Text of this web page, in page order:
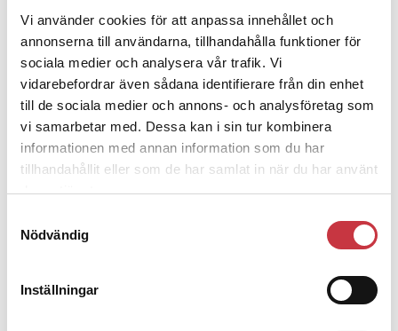
Vi använder cookies för att anpassa innehållet och
annonserna till användarna, tillhandahålla funktioner för
sociala medier och analysera vår trafik. Vi
vidarebefordrar även sådana identifierare från din enhet
till de sociala medier och annons- och analysföretag som
vi samarbetar med. Dessa kan i sin tur kombinera
informationen med annan information som du har
tillhandahållit eller som de har samlat in när du har använt
deras tjänster.
Nödvändig
Inställningar
Polisregionen erkänner fel: ”Kommer
att rättas till”
Debatt